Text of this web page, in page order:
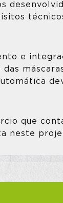
e
que
neste